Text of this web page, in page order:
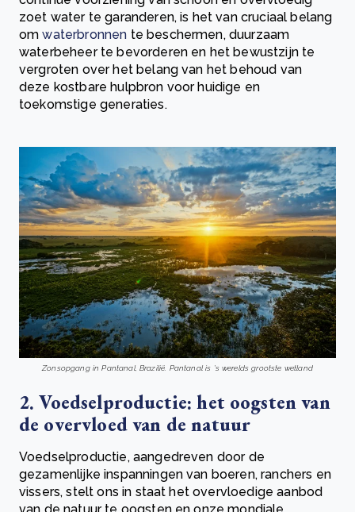
zoet water te garanderen, is het van cruciaal belang
omwaterbronnen te beschermen, duurzaam
waterbeheer te bevorderen en het bewustzijn te
vergroten over het belang van het behoud van
deze kostbare hulpbron voor huidige en
toekomstige generaties.
Zonsopgang in Pantanal, Brazilië. Pantanal is 's werelds grootste wetland
2. Voedselproductie: het oogsten van
de overvloed van de natuur
Voedselproductie, aangedreven door de
gezamenlijke inspanningen van boeren, ranchers en
vissers, stelt ons in staat het overvloedige aanbod